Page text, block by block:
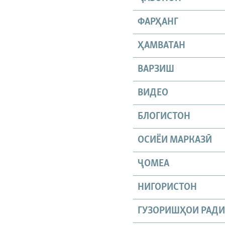
ФАРҲАНГ
ҲАМВАТАН
ВАРЗИШ
ВИДЕО
БЛОГИСТОН
ОСИЁИ МАРКАЗӢ
ҶОМEА
НИГОРИСТОН
ГУЗОРИШҲОИ